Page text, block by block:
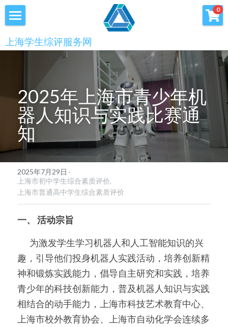
上海学生综评服务网
0
上海中高考
服务中心
学术提升
科创书店
美国高中NRCA
美国高中DC
Waterloo School
日本高中留学
精品课程
会员服务
新闻消息
2025年上海市青少年机
器人知识与实践比赛通
知
2025年7月29日 ·
上海市初中学生综合素质评价,
上海市普通高中学生综合素质评价
一、 活动宗旨
趣，引导他们投身机器人实践活动，培养创新精
神和锻炼实践能力，倡导自主研究和实践，培养
青少年的科技创新能力，普及机器人知识与实践
相结合的动手能力，上海市科技艺术教育中心、
上海市校外教育协会、上海市自动化学会连续多
×
商品分类
优沃家教